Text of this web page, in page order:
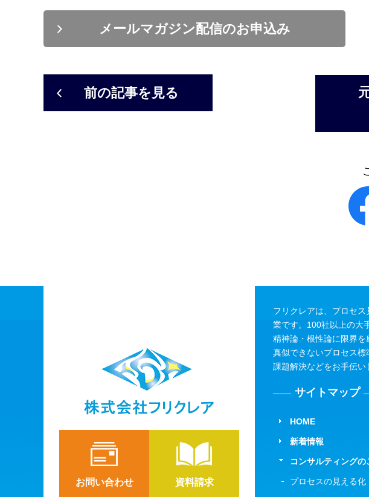
メールマガジン配信のお申込み
前の記事を見る
お問い合わせ 資料請求
フリクレアは、プロセ
業です。100社以上の大
精神論・根性論に限界
真似できないプロセス
課題解決などをお手伝い
サイトマップ
HOME
新着情報
コンサルティングの
プロセスの見える化